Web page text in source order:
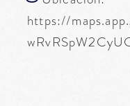
https://